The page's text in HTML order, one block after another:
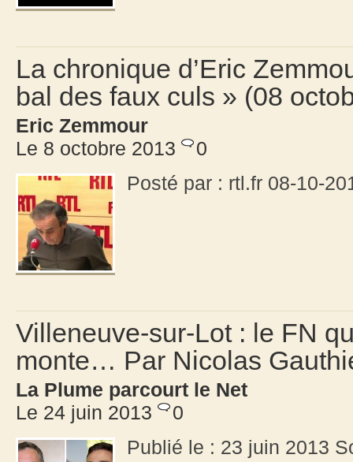
La chronique d’Eric
bal des faux culs » (08
Eric Zemmour
Le 8 octobre 2013
0
Posté par : rtl.fr 08-10-
Villeneuve-sur-Lot : le FN
monte… Par Nicolas
La Plume parcourt le Net
Le 24 juin 2013
0
Publié le : 23 juin 2013